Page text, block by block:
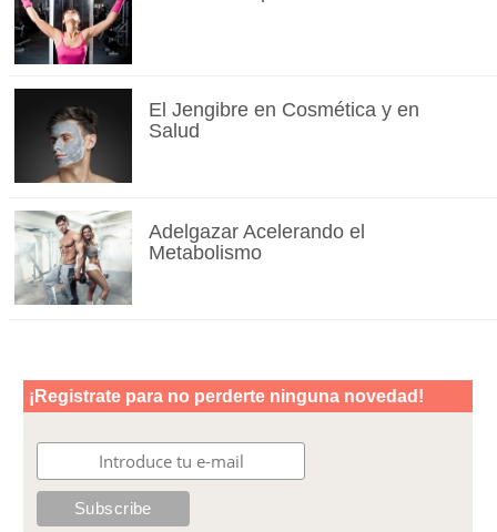
El Jengibre en Cosmética y en
Salud
Adelgazar Acelerando el
Metabolismo